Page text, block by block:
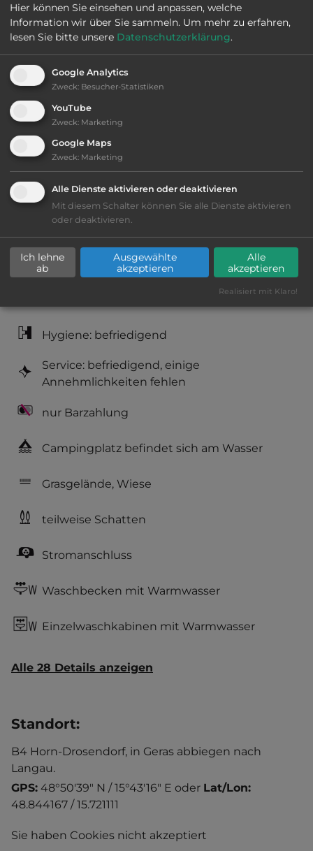
Telefon: 0043 664 1735288
Ausstattung:
naturbelassener Platz
bis 30,- Euro
Klassifizierung: befriedigend
Platzeinrichtung: gut
Hygiene: befriedigend
Service: befriedigend, einige
Annehmlichkeiten fehlen
nur Barzahlung
Campingplatz befindet sich am Wasser
Grasgelände, Wiese
teilweise Schatten
Stromanschluss
Waschbecken mit Warmwasser
Einzelwaschkabinen mit Warmwasser
Alle 28 Details anzeigen
Standort:
B4 Horn-Drosendorf, in Geras abbiegen nach
Langau.
GPS: 48°50'39" N / 15°43'16" E oder Lat/Lon:
48.844167 / 15.721111
Sie haben Cookies nicht akzeptiert
Hier können Sie einsehen und anpassen, welche
Information wir über Sie sammeln. Um mehr zu erfahren,
lesen Sie bitte unsere Datenschutzerklärung.
Google Analytics
Zweck: Besucher-Statistiken
YouTube
Zweck: Marketing
Google Maps
Zweck: Marketing
Alle Dienste aktivieren oder deaktivieren
Mit diesem Schalter können Sie alle Dienste aktivieren
oder deaktivieren.
Ich lehne
ab
Ausgewählte
akzeptieren
Alle
akzeptieren
Realisiert mit Klaro!